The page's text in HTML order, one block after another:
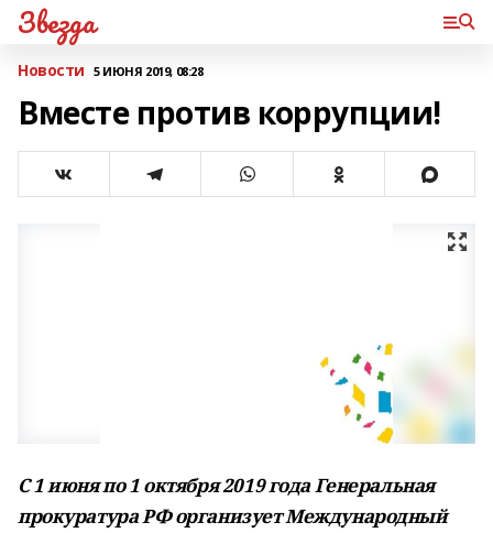
Звезда
Новости 5 ИЮНЯ 2019, 08:28
Вместе против коррупции!
С 1 июня по 1 октября 2019 года Генеральная
прокуратура РФ организует Международный